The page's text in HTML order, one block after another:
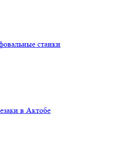
станки
в Актобе